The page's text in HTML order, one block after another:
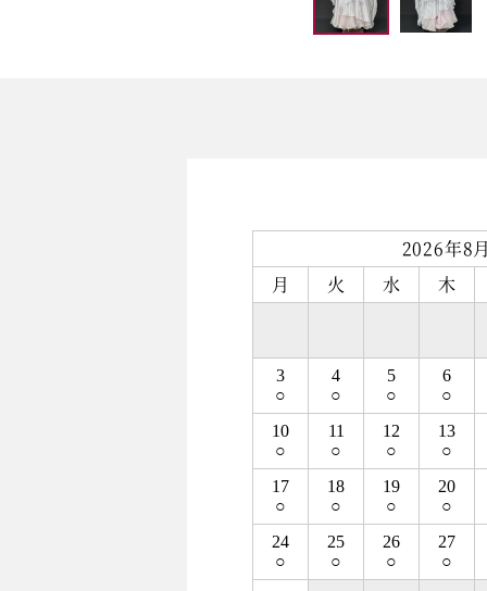
2026年8
月
火 水 木
3
○
4
○
5
○
6
○
10
○
11
○
12
○
13
○
17
○
18
○
19
○
20
○
24
○
25
○
26
○
27
○